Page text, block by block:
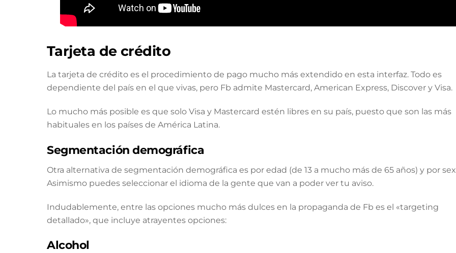
Tarjeta de crédito
La tarjeta de crédito es el procedimiento de pago mucho más extendido en esta interfaz. Todo es
dependiente del país en el que vivas, pero Fb admite Mastercard, American Express, Discover y Visa.
Lo mucho más posible es que solo Visa y Mastercard estén libres en su país, puesto que son las más
habituales en los países de América Latina.
Segmentación demográfica
Otra alternativa de segmentación demográfica es por edad (de 13 a mucho más de 65 años) y por
Asimismo puedes seleccionar el idioma de la gente que van a poder ver tu aviso.
Indudablemente, entre las opciones mucho más dulces en la propaganda de Fb es el «targeting
detallado», que incluye atrayentes opciones:
Alcohol